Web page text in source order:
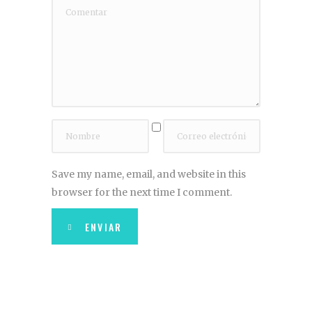
Save my name, email, and website in this
browser for the next time I comment.
ENVIAR